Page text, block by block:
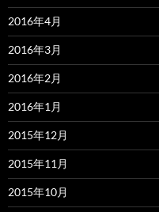
2016年4月
2016年3月
2016年2月
2016年1月
2015年12月
2015年11月
2015年10月